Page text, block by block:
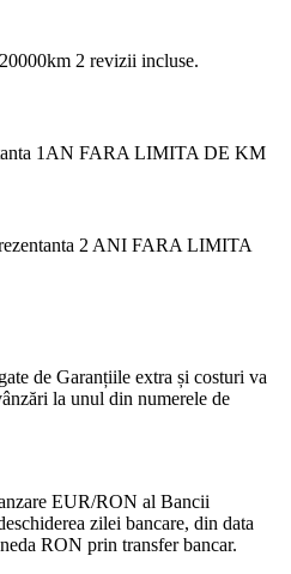
2 revizii incluse.
1AN FARA LIMITA DE KM
2 ANI FARA LIMITA
de Garanțiile extra și costuri va
la unul din numerele de
EUR/RON al Bancii
zilei bancare, din data
RON prin transfer bancar.